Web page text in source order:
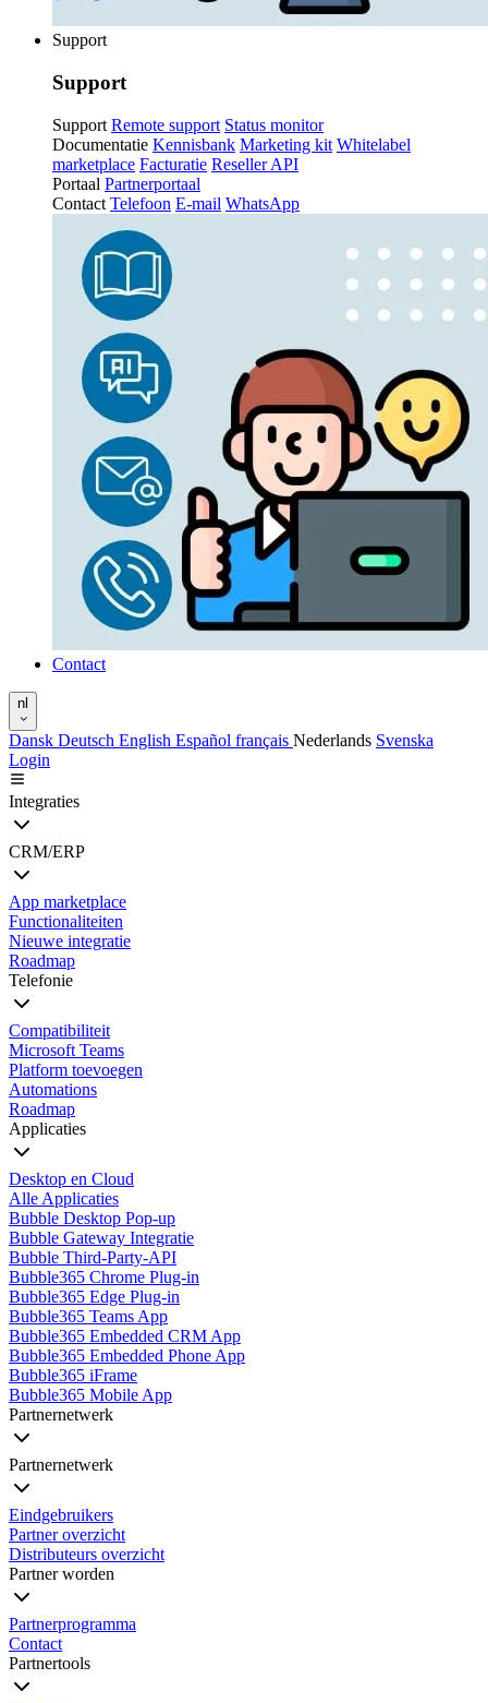
Support
Support
Support Remote support Status monitor
Documentatie Kennisbank Marketing kit Whitelabel
marketplace Facturatie Reseller API
Portaal Partnerportaal
Contact Telefoon E-mail WhatsApp
Contact
nl
Dansk Deutsch English Español français Nederlands Svenska
Login
Integraties
CRM/ERP
App marketplace
Functionaliteiten
Nieuwe integratie
Roadmap
Telefonie
Compatibiliteit
Microsoft Teams
Platform toevoegen
Automations
Roadmap
Applicaties
Desktop en Cloud
Alle Applicaties
Bubble Desktop Pop-up
Bubble Gateway Integratie
Bubble Third-Party-API
Bubble365 Chrome Plug-in
Bubble365 Edge Plug-in
Bubble365 Teams App
Bubble365 Embedded CRM App
Bubble365 Embedded Phone App
Bubble365 iFrame
Bubble365 Mobile App
Partnernetwerk
Partnernetwerk
Eindgebruikers
Partner overzicht
Distributeurs overzicht
Partner worden
Partnerprogramma
Contact
Partnertools